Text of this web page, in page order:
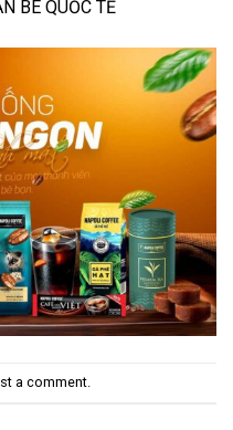
BÈ QUỐC TẾ
a comment